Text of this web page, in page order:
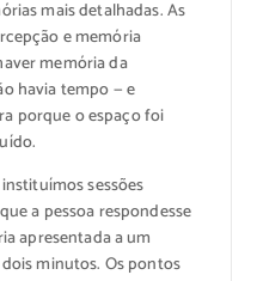
mais detalhadas. As
e memória
memória da
havia tempo — e
porque o espaço foi
sessões
a pessoa respondesse
apresentada a um
minutos. Os pontos